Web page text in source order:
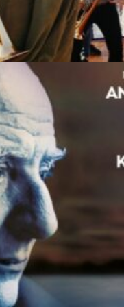
651 δημότες
διατροφικής
08/2026 · 16:17
Orkestar
του Δήμου